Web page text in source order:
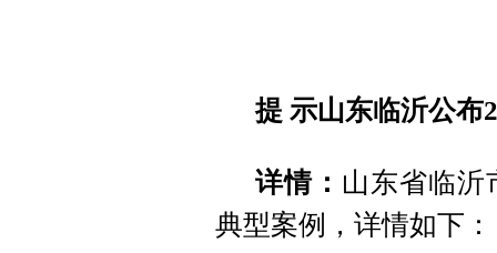
提 示山东临沂公布
详情： 山东省临沂
典型案例，详情如下：